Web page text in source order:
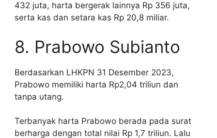
432 juta, harta bergerak lainnya Rp 356 juta,
serta kas dan setara kas Rp 20,8 miliar.
8. Prabowo Subianto
Berdasarkan LHKPN 31 Desember 2023,
Prabowo memiliki harta Rp2,04 triliun dan
tanpa utang.
Terbanyak harta Prabowo berada pada surat
berharga dengan total nilai Rp 1,7 triliun. Lalu